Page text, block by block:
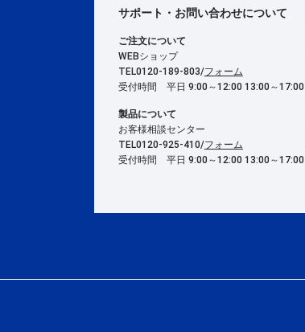
サポート・お問い合わせについて
ご注文について
WEBショップ
TEL0120-189-803/フォーム
受付時間 平日 9:00～12:00 13:00～17:00
製品について
お客様相談センター
TEL0120-925-410/フォーム
受付時間 平日 9:00～12:00 13:00～17:00